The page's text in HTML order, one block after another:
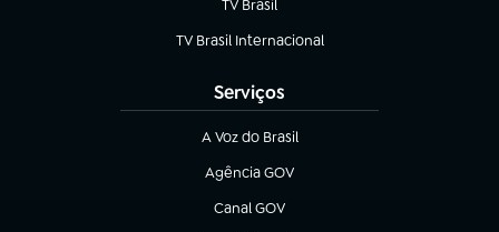
TV Brasil
(abre em nova aba)
TV Brasil Internacional
(abre em nova aba)
Serviços
A Voz do Brasil
(abre em nova aba)
Agência GOV
(abre em nova aba)
Canal GOV
(abre em nova aba)